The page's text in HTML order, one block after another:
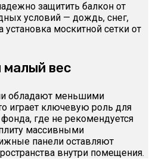
защитить балкон от
условий — дождь, снег,
москитной сетки от
малый вес
обладают меньшими
играет ключевую роль для
где не рекомендуется
массивными
панели оставляют
внутри помещения.